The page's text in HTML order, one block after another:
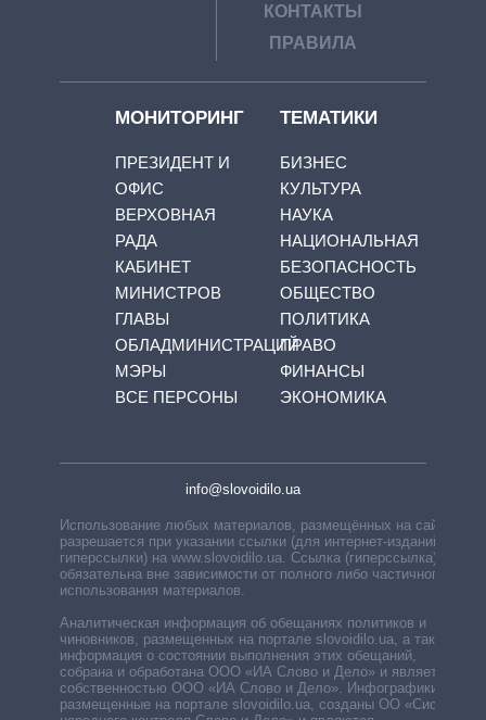
КОНТАКТЫ
ПРАВИЛА
МОНИТОРИНГ
ПРЕЗИДЕНТ И
ОФИС
ВЕРХОВНАЯ
РАДА
КАБИНЕТ
МИНИСТРОВ
ГЛАВЫ
ОБЛАДМИНИСТРАЦИЙ
МЭРЫ
ВСЕ ПЕРСОНЫ
ТЕМАТИКИ
БИЗНЕС
КУЛЬТУРА
НАУКА
НАЦИОНАЛЬНАЯ
БЕЗОПАСНОСТЬ
ОБЩЕСТВО
ПОЛИТИКА
ПРАВО
ФИНАНСЫ
ЭКОНОМИКА
info@slovoidilo.ua
Использование любых материалов, размещённых на сайте,
разрешается при указании ссылки (для интернет-изданий —
гиперссылки) на www.slovoidilo.ua. Ссылка (гиперссылка)
обязательна вне зависимости от полного либо частичного
использования материалов.
Аналитическая информация об обещаниях политиков и
чиновников, размещенных на портале slovoidilo.ua, а также
информация о состоянии выполнения этих обещаний,
собрана и обработана ООО «ИА Слово и Дело» и является
собственностью ООО «ИА Слово и Дело». Инфографики,
размещенные на портале slovoidilo.ua, созданы ОО «Система